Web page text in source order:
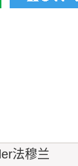
法穆兰